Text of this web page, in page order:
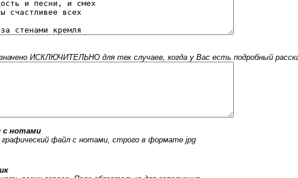
ИСКЛЮЧИТЕЛЬНО для тех случаев, когда у Вас есть подробный
с нотами
файл с нотами, строго в формате jpg